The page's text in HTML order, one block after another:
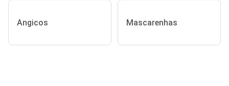
Angicos Mascarenhas